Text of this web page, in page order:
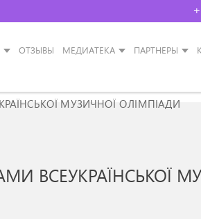
ОТЗЫВЫ МЕДИАТЕКА ПАРТНЕРЫ
МУЗИЧНОЇ ОЛІМПІАДИ
ВСЕУКРАЇНСЬКОЇ